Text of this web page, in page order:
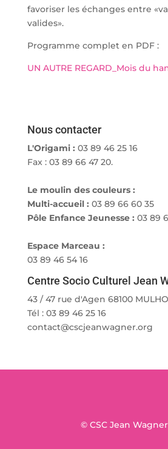
favoriser les échanges entre
valides».
Programme complet en PDF :
UN AUTRE REGARD_Mois du
Nous contacter
L'Origami : 03 89 46 25 16
Fax : 03 89 66 47 20.
Le moulin des couleurs :
Multi-accueil : 03 89 66 60 35
Pôle Enfance Jeunesse : 03 89
Espace Marceau :
03 89 46 54 16
Centre Socio Culturel Jean
43 / 47 rue d'Agen 68100
Tél : 03 89 46 25 16
contact@cscjeanwagner.org
© CSC Jean